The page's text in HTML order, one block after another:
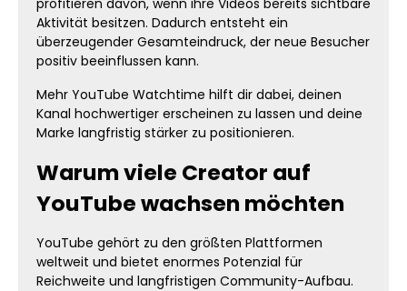
profitieren davon, wenn ihre Videos bereits sichtbare
Aktivität besitzen. Dadurch entsteht ein
überzeugender Gesamteindruck, der neue Besucher
positiv beeinflussen kann.
Mehr YouTube Watchtime hilft dir dabei, deinen
Kanal hochwertiger erscheinen zu lassen und deine
Marke langfristig stärker zu positionieren.
Warum viele Creator auf
YouTube wachsen möchten
YouTube gehört zu den größten Plattformen
weltweit und bietet enormes Potenzial für
Reichweite und langfristigen Community-Aufbau.